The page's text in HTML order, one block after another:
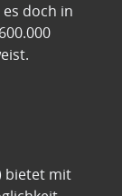
doch in
bietet mit